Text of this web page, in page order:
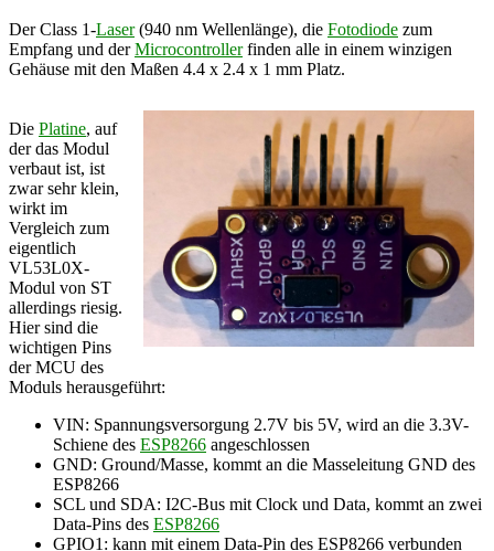
Der Class 1-Laser(940 nm Wellenlänge), die Fotodiode zum
Empfang und derMicrocontrollerfinden alle in einem winzigen
Gehäuse mit den Maßen 4.4 x 2.4 x 1 mm Platz.
Die Platine, auf
der das Modul
verbaut ist, ist
zwar sehr klein,
wirkt im
Vergleich zum
eigentlich
VL53L0X-
Modul von ST
allerdings riesig.
Hier sind die
wichtigen Pins
der MCU des
Moduls herausgeführt:
VIN: Spannungsversorgung 2.7V bis 5V, wird an die 3.3V-
Schiene des ESP8266 angeschlossen
GND: Ground/Masse, kommt an die Masseleitung GND des
ESP8266
SCL und SDA: I2C-Bus mit Clock und Data, kommt an zwei
Data-Pins des ESP8266
GPIO1: kann mit einem Data-Pin des ESP8266 verbunden